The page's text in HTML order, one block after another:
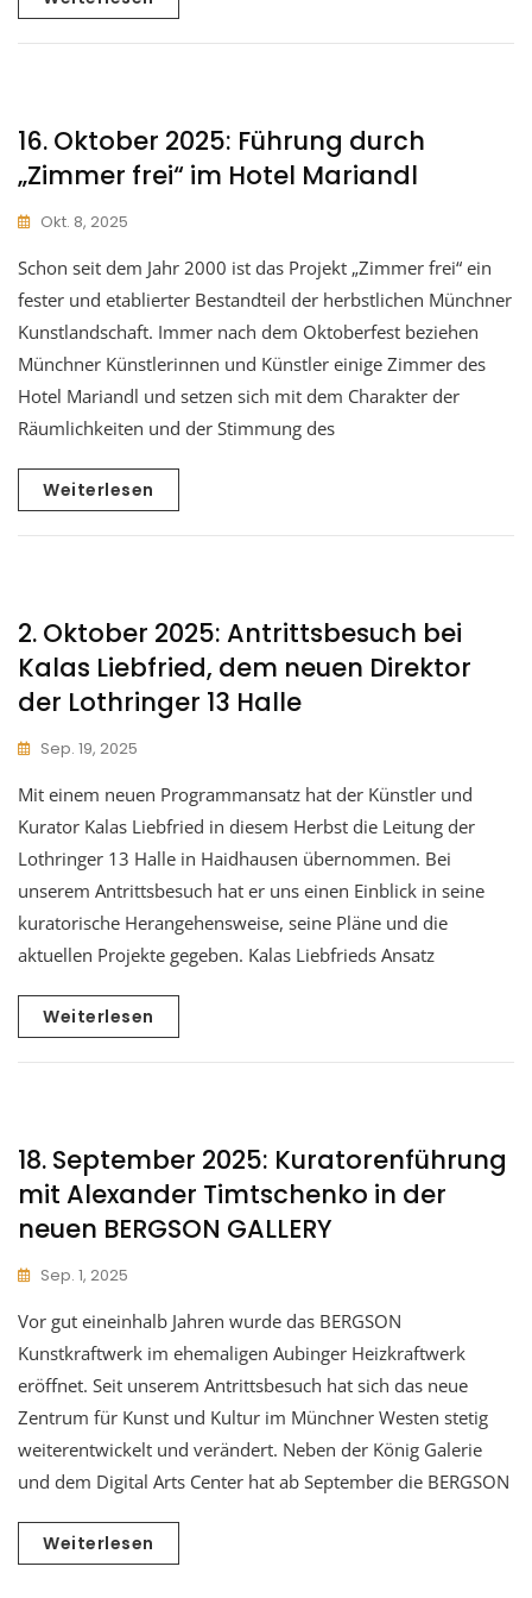
16. Oktober 2025: Führung durch
„Zimmer frei“ im Hotel Mariandl
Okt. 8, 2025
Schon seit dem Jahr 2000 ist das Projekt „Zimmer frei“ ein
fester und etablierter Bestandteil der herbstlichen Münchner
Kunstlandschaft. Immer nach dem Oktoberfest beziehen
Münchner Künstlerinnen und Künstler einige Zimmer des
Hotel Mariandl und setzen sich mit dem Charakter der
Räumlichkeiten und der Stimmung des
Weiterlesen
2. Oktober 2025: Antrittsbesuch bei
Kalas Liebfried, dem neuen Direktor
der Lothringer 13 Halle
Sep. 19, 2025
Mit einem neuen Programmansatz hat der Künstler und
Kurator Kalas Liebfried in diesem Herbst die Leitung der
Lothringer 13 Halle in Haidhausen übernommen. Bei
unserem Antrittsbesuch hat er uns einen Einblick in seine
kuratorische Herangehensweise, seine Pläne und die
aktuellen Projekte gegeben. Kalas Liebfrieds Ansatz
Weiterlesen
18. September 2025: Kuratorenführung
mit Alexander Timtschenko in der
neuen BERGSON GALLERY
Sep. 1, 2025
Vor gut eineinhalb Jahren wurde das BERGSON
Kunstkraftwerk im ehemaligen Aubinger Heizkraftwerk
eröffnet. Seit unserem Antrittsbesuch hat sich das neue
Zentrum für Kunst und Kultur im Münchner Westen stetig
weiterentwickelt und verändert. Neben der König Galerie
und dem Digital Arts Center hat ab September die BERGSON
Weiterlesen